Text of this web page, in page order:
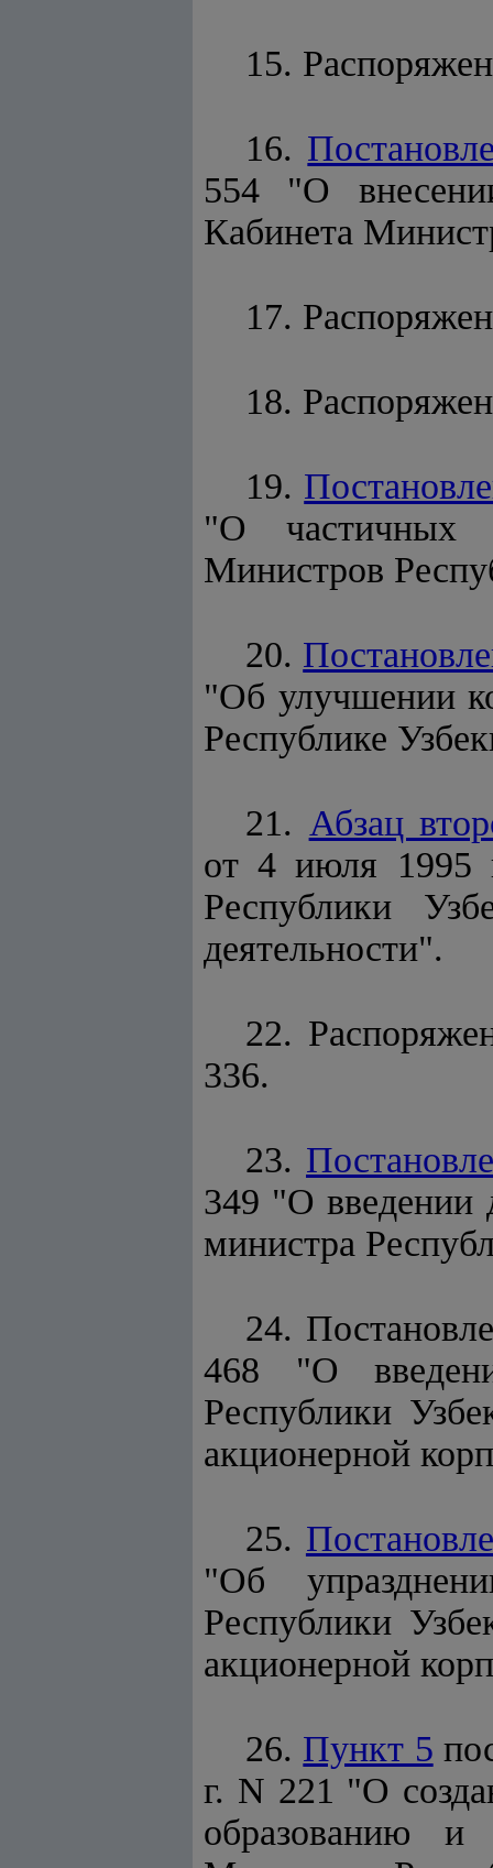
15.
16.
554 "О
Кабинета
17.
18.
19.
"О частичных
Министров
20.
"Об улучшении
Республике
21. Абзац
от 4 июля 1995
Республики
деятельности".
22.
336.
23.
349 "О введении
министра
24.
468 "О
Республики
акционерной
25.
"Об
Республики
акционерной
26. Пункт 5
г. N 221 "О
образованию